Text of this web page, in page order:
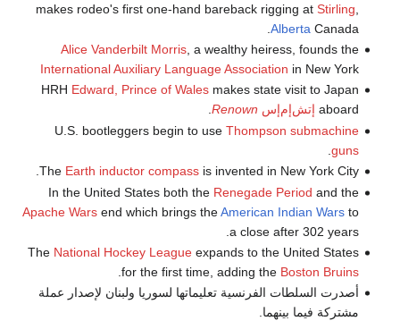
makes rodeo's first one-hand bareback rigging at Stirling
Alberta Canada.
Alice Vanderbilt Morris, a wealthy heiress, founds the
International Auxiliary Language Association in New York
HRH Edward, Prince of Walesmakes state visit to Japan
aboard إتش‌إم‌إس Renown
.
U.S. bootleggers begin to use Thompson submachine
guns
The Earth inductor compassis invented in New York City.
In the United States both the Renegade Period and the
Apache Warsend which brings theAmerican Indian Warsto
a close after 302 years.
The National Hockey Leagueexpands to the United States
for the first time, adding the Boston Bruins
أصدرت السلطات الفرنسية تعليماتها لسوريا ولبنان لإصدار عملة
مشتركة فيما بينهما.